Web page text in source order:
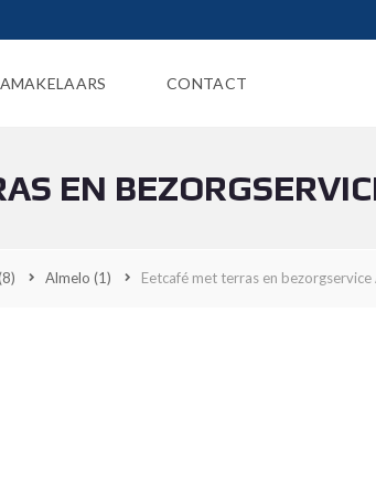
CONTACT
EN
Almelo (1) Eetcafé met terras en